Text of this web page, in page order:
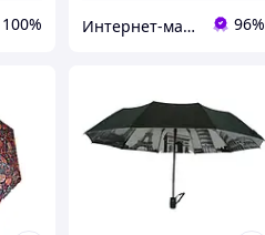
100% Интернет-магазин «Luvete-market» 96%